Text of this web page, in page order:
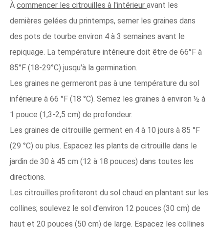
À commencer les citrouilles à l'intérieur avant les
dernières gelées du printemps, semer les graines dans
des pots de tourbe environ 4 à 3 semaines avant le
repiquage. La température intérieure doit être de 66°F à
85°F (18-29°C) jusqu'à la germination.
Les graines ne germeront pas à une température du sol
inférieure à 66 °F (18 °C). Semez les graines à environ ½ à
1 pouce (1,3-2,5 cm) de profondeur.
Les graines de citrouille germent en 4 à 10 jours à 85 °F
(29 °C) ou plus. Espacez les plants de citrouille dans le
jardin de 30 à 45 cm (12 à 18 pouces) dans toutes les
directions.
Les citrouilles profiteront du sol chaud en plantant sur les
collines; soulevez le sol d'environ 12 pouces (30 cm) de
haut et 20 pouces (50 cm) de large. Espacez les collines